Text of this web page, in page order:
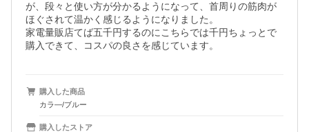
が、段々と使い方が分かるようになって、首周りの筋肉が
ほぐされて温かく感じるようになりました。
家電量販店てば五千円するのにこちらでは千円ちょっとで
購入できて、コスパの良さを感じています。
購入した商品
カラ―/ブルー
購入したストア